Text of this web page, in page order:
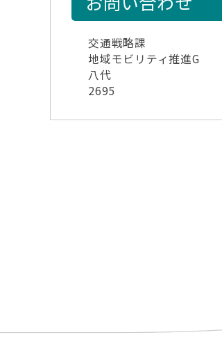
交通戦略課
地域モビリティ推進G
八代
2695